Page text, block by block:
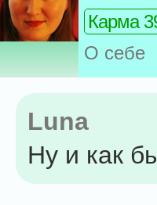
Карма
О себе
Luna
Ну и как